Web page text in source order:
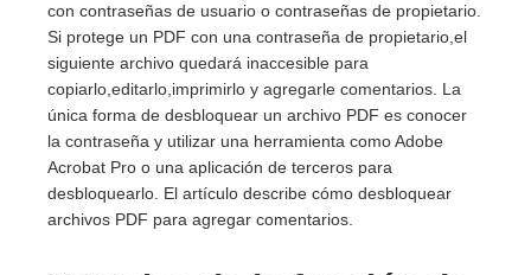
con contraseñas de usuario o contraseñas de propietario.
Si protege un PDF con una contraseña de propietario,el
siguiente archivo quedará inaccesible para
copiarlo,editarlo,imprimirlo y agregarle comentarios. La
única forma de desbloquear un archivo PDF es conocer
la contraseña y utilizar una herramienta como Adobe
Acrobat Pro o una aplicación de terceros para
desbloquearlo. El artículo describe cómo desbloquear
archivos PDF para agregar comentarios.